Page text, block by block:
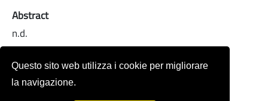
Questo sito web utilizza i cookie per migliorare
la navigazione.
Abstract
n.d.